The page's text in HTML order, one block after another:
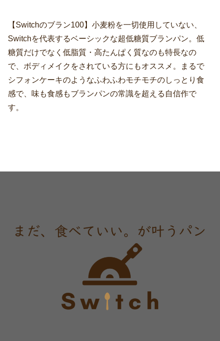
【Switchのブラン100】小麦粉を一切使用していない、
Switchを代表するベーシックな超低糖質ブランパン。低
糖質だけでなく低脂質・高たんぱく質なのも特長なの
で、ボディメイクをされている方にもオススメ。まるで
シフォンケーキのようなふわふわモチモチのしっとり食
感で、味も食感もブランパンの常識を超える自信作で
す。